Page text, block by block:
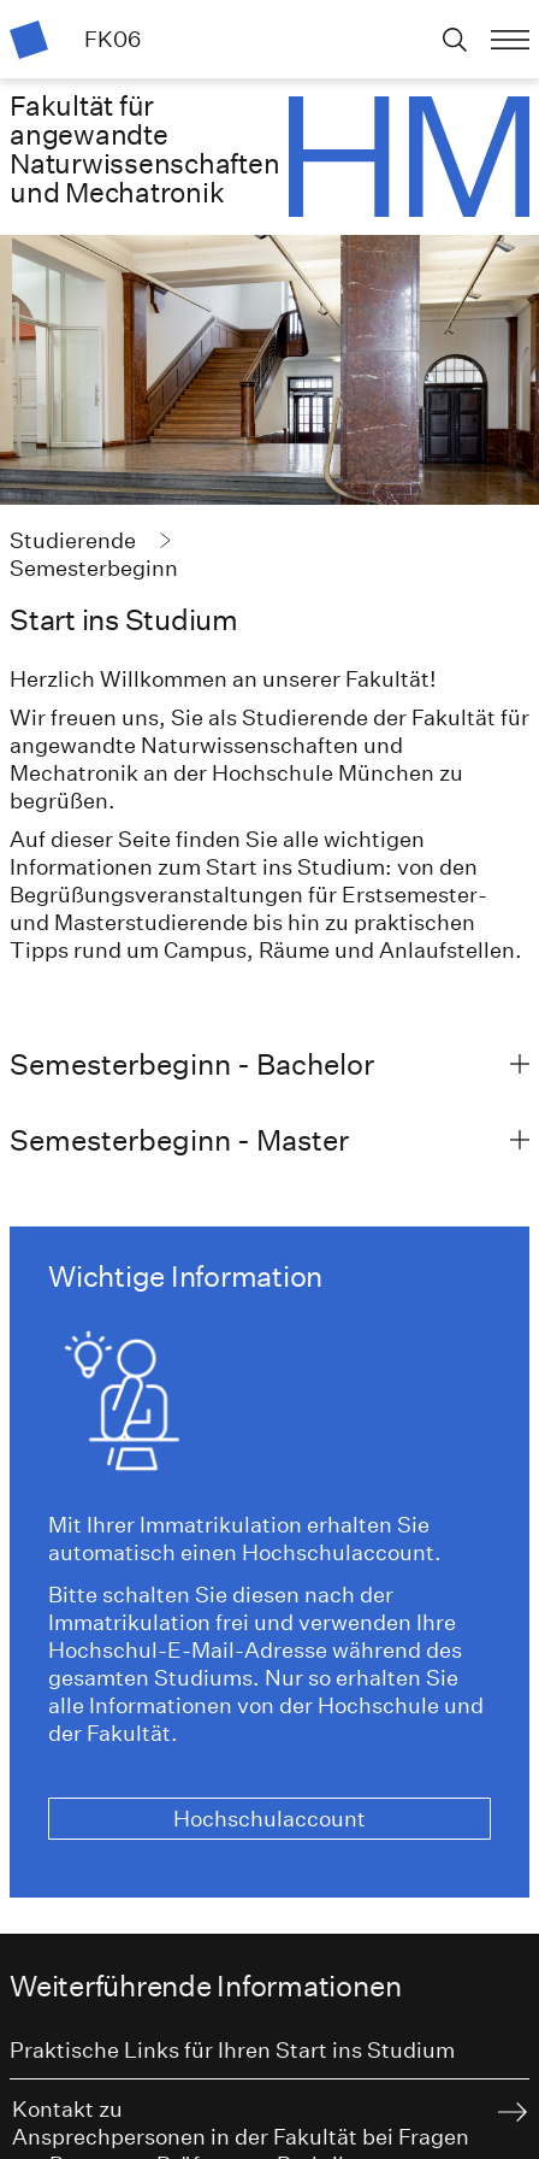
FK06
Fakultät für
angewandte
Naturwissenschaften
und Mechatronik
Studierende
Semesterbeginn
Start ins Studium
Herzlich Willkommen an unserer Fakultät!
Wir freuen uns, Sie als Studierende der Fakultät für
angewandte Naturwissenschaften und
Mechatronik an der Hochschule München zu
begrüßen.
Auf dieser Seite finden Sie alle wichtigen
Informationen zum Start ins Studium: von den
Begrüßungsveranstaltungen für Erstsemester-
und Masterstudierende bis hin zu praktischen
Tipps rund um Campus, Räume und Anlaufstellen.
Semesterbeginn - Bachelor
Semesterbeginn - Master
Wichtige Information
Mit Ihrer Immatrikulation erhalten Sie
automatisch einen Hochschulaccount.
Bitte schalten Sie diesen nach der
Immatrikulation frei und verwenden Ihre
Hochschul-E-Mail-Adresse während des
gesamten Studiums. Nur so erhalten Sie
alle Informationen von der Hochschule und
der Fakultät.
Hochschulaccount
Weiterführende Informationen
Praktische Links für Ihren Start ins Studium
Kontakt zu
Ansprechpersonen in der Fakultät bei Fragen